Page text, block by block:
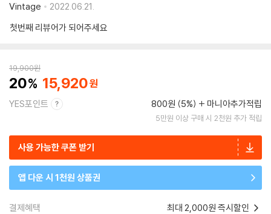
Vintage
2022.06.21.
첫번째 리뷰어가 되어주세요
19,900원
20 15,920
YES포인트 800원 (5%) 마니아추가적립
5만원 이상 구매 시 2천원 추가 적립
사용 가능한 쿠폰 받기
앱 다운 시 1천원 상품권
결제혜택 최대 2,000원 즉시할인